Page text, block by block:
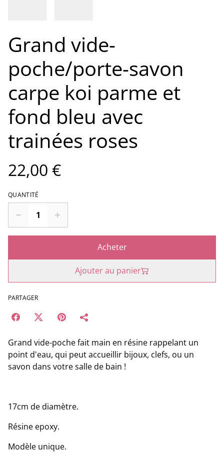
Grand vide-
poche/porte-savon
carpe koi parme et
fond bleu avec
trainées roses
22,00 €
QUANTITÉ
Acheter
Ajouter au panier
PARTAGER
Grand vide-poche fait main en résine rappelant un
point d'eau, qui peut accueillir bijoux, clefs, ou un
savon dans votre salle de bain !
17cm de diamètre.
Résine epoxy.
Modèle unique.